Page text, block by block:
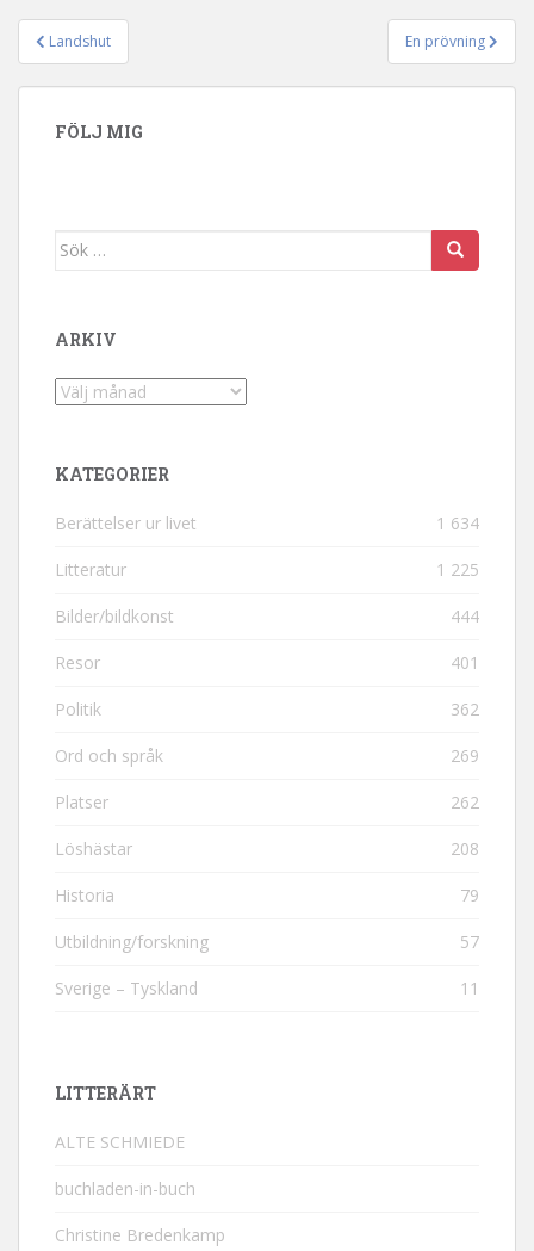
Inläggsnavigering
Landshut En prövning
FÖLJ MIG
Sök efter:
ARKIV
Arkiv
KATEGORIER
Berättelser ur livet 1 634
Litteratur 1 225
Bilder/bildkonst 444
Resor 401
Politik 362
Ord och språk 269
Platser 262
Löshästar 208
Historia 79
Utbildning/forskning 57
Sverige – Tyskland 11
LITTERÄRT
ALTE SCHMIEDE
buchladen-in-buch
Christine Bredenkamp